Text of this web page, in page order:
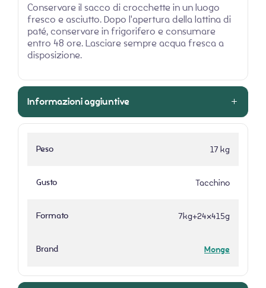
Conservare il sacco di crocchette in un luogo
fresco e asciutto. Dopo l'apertura della lattina di
paté, conservare in frigorifero e consumare
entro 48 ore. Lasciare sempre acqua fresca a
disposizione.
Informazioni aggiuntive
Peso 17 kg
Gusto Tacchino
Formato 7kg+24x415g
Brand Monge